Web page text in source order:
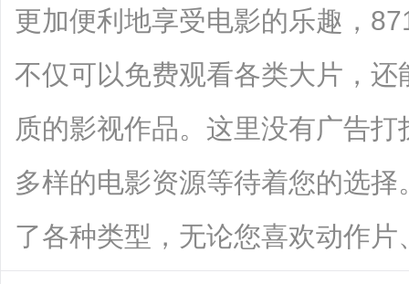
更加便利地享受电影的乐趣，
不仅可以免费观看各类大片，
质的影视作品。这里没有广告
多样的电影资源等待着您的选
了各种类型，无论您喜欢动作片